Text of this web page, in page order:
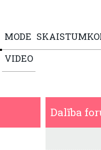
MODE
VIDEO
Dalība